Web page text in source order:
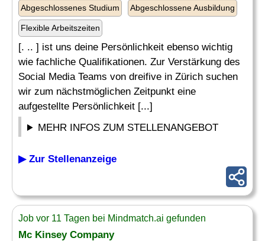
Abgeschlossenes Studium Abgeschlossene Ausbildung
Flexible Arbeitszeiten
[. .. ] ist uns deine Persönlichkeit ebenso wichtig
wie fachliche Qualifikationen. Zur Verstärkung des
Social Media Teams von dreifive in Zürich suchen
wir zum nächstmöglichen Zeitpunkt eine
aufgestellte Persönlichkeit [...]
MEHR INFOS ZUM STELLENANGEBOT
▶ Zur Stellenanzeige
Job vor 11 Tagen bei Mindmatch.ai gefunden
Mc Kinsey Company